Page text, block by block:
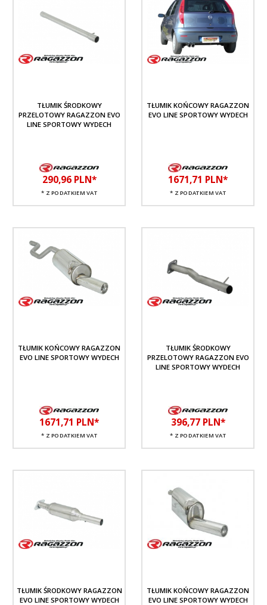
TŁUMIK ŚRODKOWY
PRZELOTOWY RAGAZZON EVO
LINE SPORTOWY WYDECH
290,96 PLN*
* Z PODATKIEM VAT
TŁUMIK KOŃCOWY RAGAZZON
EVO LINE SPORTOWY WYDECH
1671,71 PLN*
* Z PODATKIEM VAT
TŁUMIK KOŃCOWY RAGAZZON
EVO LINE SPORTOWY WYDECH
1671,71 PLN*
* Z PODATKIEM VAT
TŁUMIK ŚRODKOWY
PRZELOTOWY RAGAZZON EVO
LINE SPORTOWY WYDECH
396,77 PLN*
* Z PODATKIEM VAT
TŁUMIK ŚRODKOWY RAGAZZON
EVO LINE SPORTOWY WYDECH
TŁUMIK KOŃCOWY RAGAZZON
EVO LINE SPORTOWY WYDECH